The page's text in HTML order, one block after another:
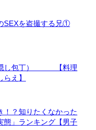
SEXを盗撮する兄①
隠し包丁） 【料理
え】
！？知りたくなかった
態」ランキング【男子